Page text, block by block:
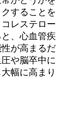
することを
レステロー
、心血管疾
が高まるだ
や脳卒中に
幅に高まり